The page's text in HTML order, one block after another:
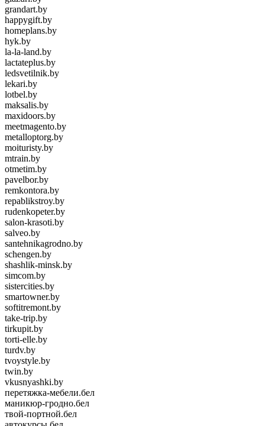
grandart.by
happygift.by
homeplans.by
hyk.by
la-la-land.by
lactateplus.by
ledsvetilnik.by
lekari.by
lotbel.by
maksalis.by
maxidoors.by
meetmagento.by
metalloptorg.by
moituristy.by
mtrain.by
otmetim.by
pavelbor.by
remkontora.by
repablikstroy.by
rudenkopeter.by
salon-krasoti.by
salveo.by
santehnikagrodno.by
schengen.by
shashlik-minsk.by
simcom.by
sistercities.by
smartowner.by
softitremont.by
take-trip.by
tirkupit.by
torti-elle.by
turdv.by
tvoystyle.by
twin.by
vkusnyashki.by
перетяжка-мебели.бел
маникюр-гродно.бел
твой-портной.бел